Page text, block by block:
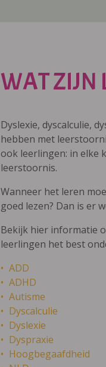
WAT ZIJN
Dyslexie, dyscalculie,
hebben met
ook leerlingen: in elke
leerstoornis.
Wanneer het leren
goed lezen? Dan is er
Bekijk hier informatie
leerlingen het best
ADD
ADHD
Autisme
Dyscalculie
Dyslexie
Dyspraxie
Hoogbegaafdheid